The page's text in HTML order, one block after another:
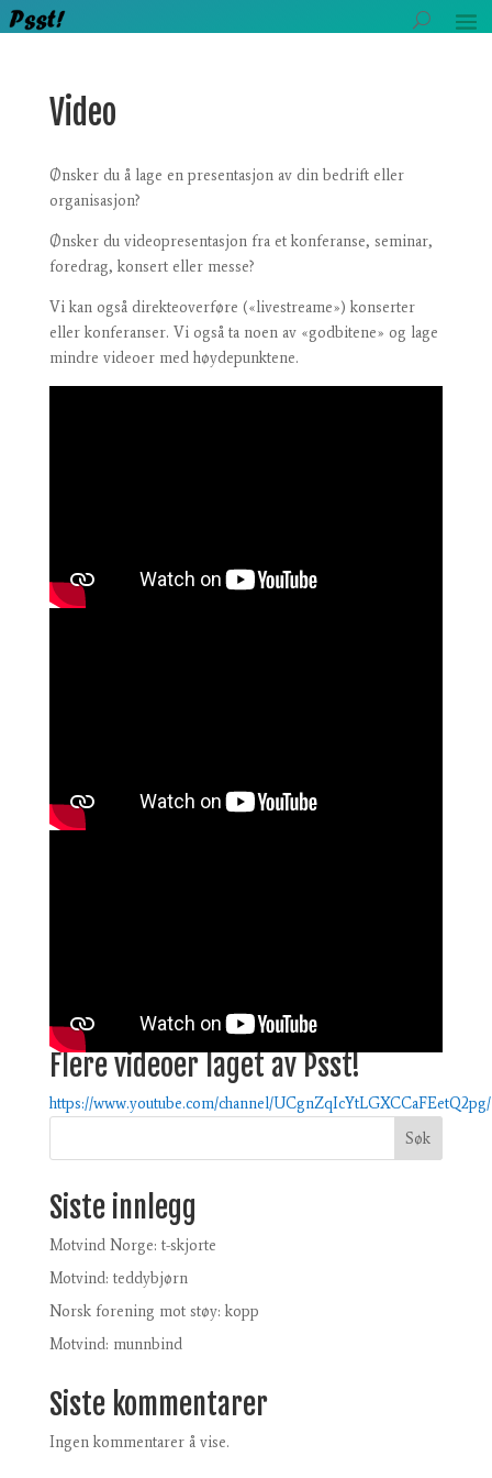
Video
Ønsker du å lage en presentasjon av din bedrift eller
organisasjon?
Ønsker du videopresentasjon fra et konferanse, seminar,
foredrag, konsert eller messe?
Vi kan også direkteoverføre («livestreame») konserter
eller konferanser. Vi også ta noen av «godbitene» og lage
mindre videoer med høydepunktene.
Flere videoer laget av Psst!
https://www.youtube.com/channel/UCgnZqIcYtLGXCCaFEetQ2pg/
Søk
Siste innlegg
Motvind Norge: t-skjorte
Motvind: teddybjørn
Norsk forening mot støy: kopp
Motvind: munnbind
Siste kommentarer
Ingen kommentarer å vise.